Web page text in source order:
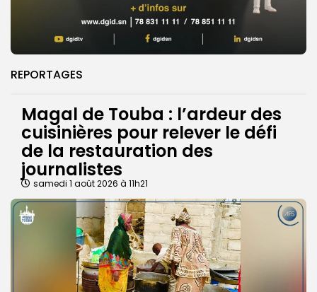
REPORTAGES
Magal de Touba : l’ardeur des
cuisinières pour relever le défi
de la restauration des
journalistes
samedi 1 août 2026 à 11h21